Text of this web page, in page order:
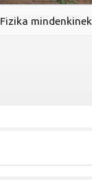
Fizika mindenkinek